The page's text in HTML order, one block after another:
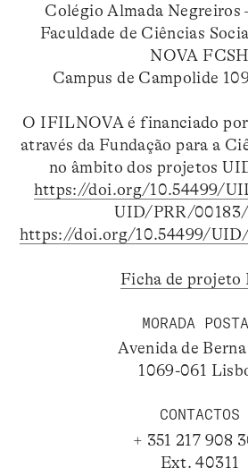
Colégio Almada Negreiros
Faculdade de Ciências
NOVA FCSH
Campus de Campolide
O IFILNOVA é financiado
através da Fundação para a
no âmbito dos projetos
https://doi.org/10.54499/
UID/PRR/
https://doi.org/10.54499/
Ficha de projeto
MORADA
Avenida de
1069-061
CONTACTOS
+ 351 217 908
Ext. 40311